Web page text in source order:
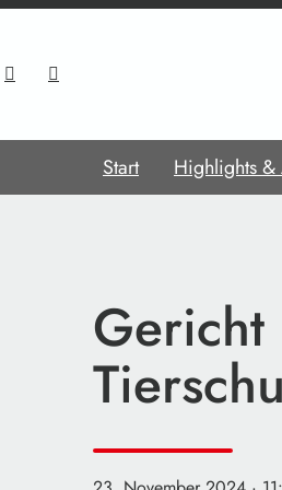
Start Highlights &
Gericht